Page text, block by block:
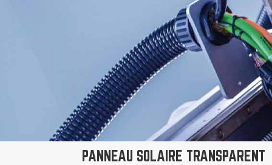
PANNEAU SOLAIRE TRANSPARENT